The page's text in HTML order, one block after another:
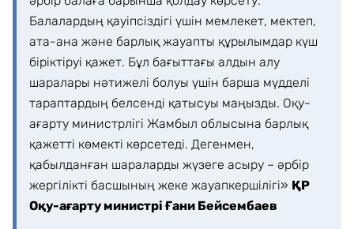
Балалардың қауіпсіздігі үшін мемлекет, мектеп,
ата-ана және барлық жауапты құрылымдар күш
біріктіруі қажет. Бұл бағыттағы алдын алу
шаралары нәтижелі болуы үшін барша мүдделі
тараптардың белсенді қатысуы маңызды. Оқу-
ағарту министрлігі Жамбыл облысына барлық
қажетті көмекті көрсетеді. Дегенмен,
қабылданған шараларды жүзеге асыру – әрбір
жергілікті басшының жеке жауапкершілігі» ҚР
Оқу-ағарту министрі Ғани Бейсембаев